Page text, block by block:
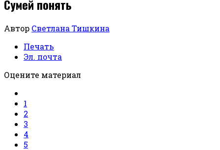
Сумей понять
Автор Светлана Тишкина
Печать
Эл. почта
Оцените материал
1
2
3
4
5